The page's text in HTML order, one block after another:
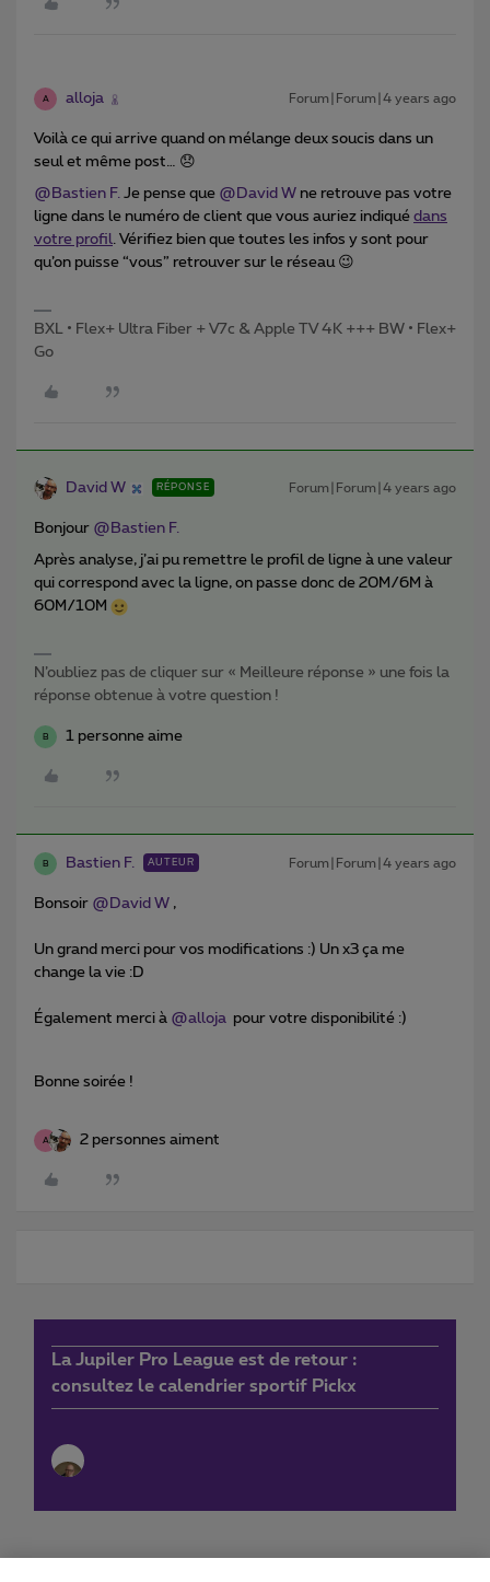
A alloja Forum|Forum|4 years ago
Voilà ce qui arrive quand on mélange deux soucis dans un
seul et même post… 😞
@Bastien F. Je pense que @David W ne retrouve pas votre
ligne dans le numéro de client que vous auriez indiqué dans
votre profil. Vérifiez bien que toutes les infos y sont pour
qu’on puisse “vous” retrouver sur le réseau 😉
BXL • Flex+ Ultra Fiber + V7c & Apple TV 4K +++ BW • Flex+
Go
David W RÉPONSE Forum|Forum|4 years ago
Bonjour @Bastien F.
Après analyse, j’ai pu remettre le profil de ligne à une valeur
qui correspond avec la ligne, on passe donc de 20M/6M à
60M/10M
N’oubliez pas de cliquer sur « Meilleure réponse » une fois la
réponse obtenue à votre question !
B 1 personne aime
B Bastien F. AUTEUR Forum|Forum|4 years ago
Bonsoir @David W ,
Un grand merci pour vos modifications :) Un x3 ça me
change la vie :D
Également merci à @alloja pour votre disponibilité :)
Bonne soirée !
A 2 personnes aiment
La Jupiler Pro League est de retour :
consultez le calendrier sportif Pickx